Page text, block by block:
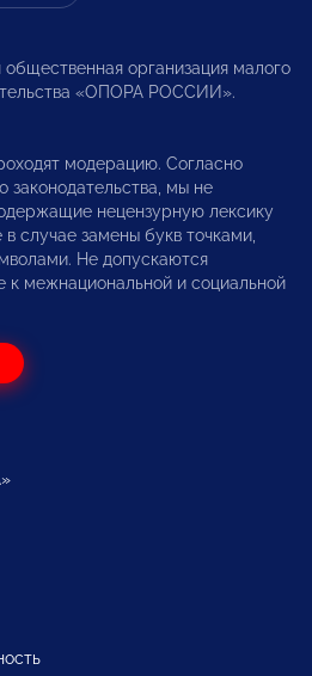
организация малого
«ОПОРА РОССИИ».
модерацию. Согласно
законодательства, мы не
нецензурную лексику
случае замены букв точками,
Не допускаются
межнациональной и социальной